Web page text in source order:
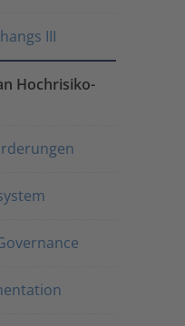
III
Hochrisiko-